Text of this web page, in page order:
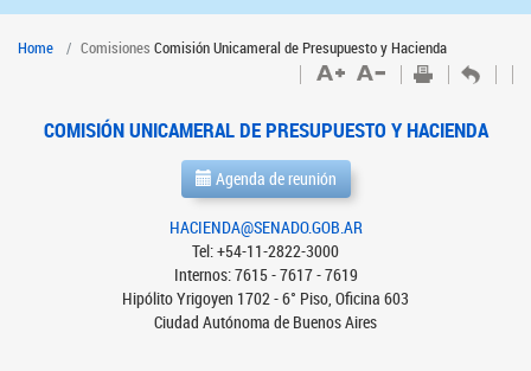
Home Comisiones Comisión Unicameral de Presupuesto y Hacienda
COMISIÓN UNICAMERAL DE PRESUPUESTO Y HACIENDA
Agenda de reunión
HACIENDA@SENADO.GOB.AR
Tel: +54-11-2822-3000
Internos: 7615 - 7617 - 7619
Hipólito Yrigoyen 1702 - 6° Piso, Oficina 603
Ciudad Autónoma de Buenos Aires